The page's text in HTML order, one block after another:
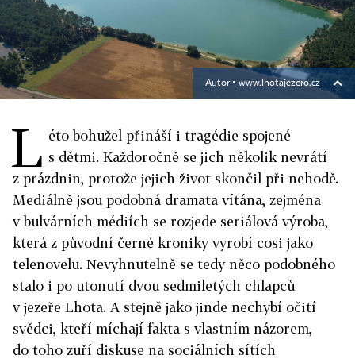
Autor ▪ www.lhotajezero.cz
L éto bohužel přináší i tragédie spojené
s dětmi. Každoročně se jich několik nevrátí
z prázdnin, protože jejich život skončil při nehodě.
Mediálně jsou podobná dramata vítána, zejména
v bulvárních médiích se rozjede seriálová výroba,
která z původní černé kroniky vyrobí cosi jako
telenovelu. Nevyhnutelně se tedy něco podobného
stalo i po utonutí dvou sedmiletých chlapců
v jezeře Lhota. A stejně jako jinde nechybí očití
svědci, kteří míchají fakta s vlastním názorem,
do toho zuří diskuse na sociálních sítích